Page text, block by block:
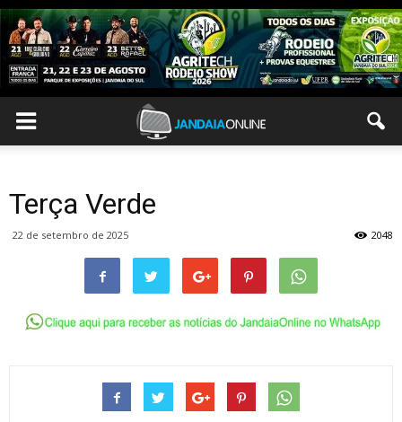
Terça Verde
22 de setembro de 2025 2048